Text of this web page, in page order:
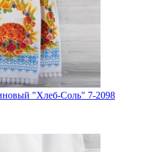
"Хлеб-Соль" 7-2098